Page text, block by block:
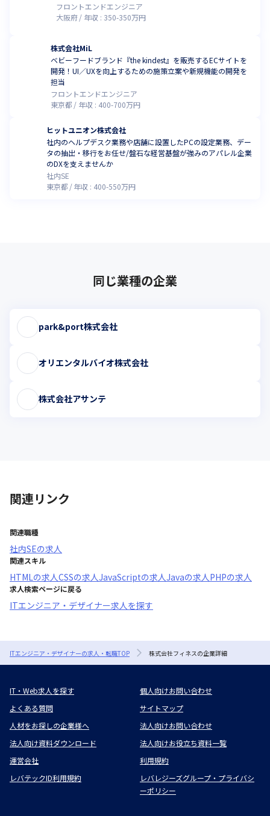
フロントエンドエンジニア
大阪府
年収 : 350-350万円
株式会社MiL
ベビーフードブランド『the kindest』を販売するECサイトを
開発！UI／UXを向上するための施策立案や新規機能の開発を
担当
フロントエンドエンジニア
東京都
年収 : 400-700万円
ヒットユニオン株式会社
社内のヘルプデスク業務や店舗に設置したPCの設定業務、デー
タの抽出・移行をお任せ/盤石な経営基盤が強みのアパレル企業
のDXを支えませんか
社内SE
東京都
年収 : 400-550万円
同じ業種の企業
park&port株式会社
オリエンタルバイオ株式会社
株式会社アサンテ
関連リンク
関連職種
社内SEの求人
関連スキル
HTMLの求人CSSの求人JavaScriptの求人Javaの求人 PHPの求人
求人検索ページに戻る
ITエンジニア・デザイナー求人を探す
ITエンジニア・デザイナーの求人・転職TOP 株式会社フィネスの企業詳細
IT・Web求人を探す
個人向けお問い合わせ
よくある質問
サイトマップ
人材をお探しの企業様へ
法人向けお問い合わせ
法人向け資料ダウンロード
法人向けお役立ち資料一覧
運営会社
利用規約
レバテックID利用規約
レバレジーズグループ・プライバシ
ーポリシー